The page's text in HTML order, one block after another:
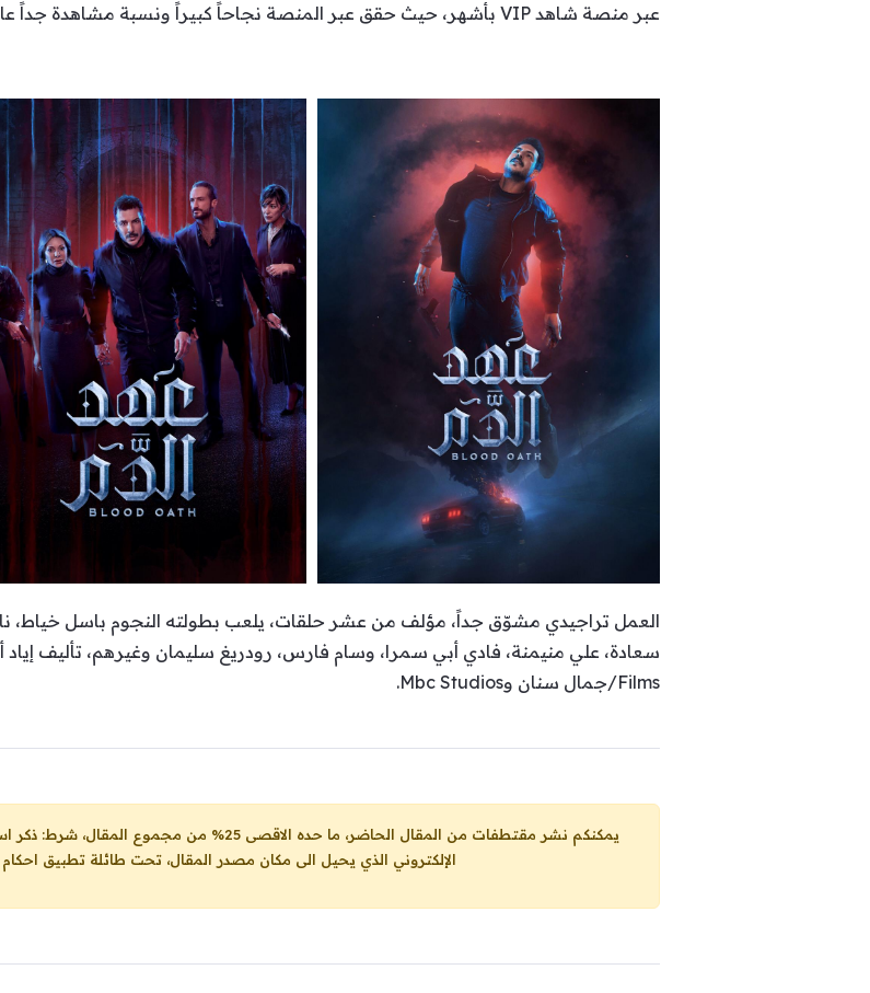
عبر منصة شاهد VIP بأشهر، حيث حقق عبر المنصة نجاحاً كبيراً ونسبة مشاهدة جداً عالية.
العمل تراجيدي مشوّق جداً، مؤلف من عشر حلقات، يلعب بطولته النجوم باسل خياط،
Films/جمال سنان وMbc Studios.
يمكنكم نشر مقتطفات من المقال الحاضر، ما حده الاقصى 25% من مجموع المقال، شرط: ذكر اسم المؤلف والناشر ووضع رابط
الإلكتروني الذي يحيل الى مكان مصدر المقال، تحت طائلة تطبيق احكام